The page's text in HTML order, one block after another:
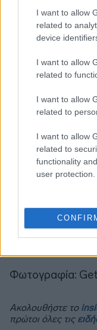
I want to allow
related to
device
I want to allow
related to
I want to allow
related to
I want to allow
related to
functionality
user protection.
Φωτογραφία:
Ακολουθήστε το
πρώτοι όλες τις